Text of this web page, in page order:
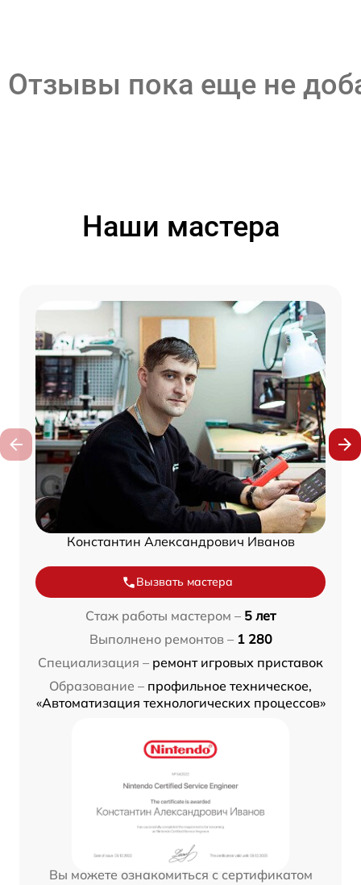
Отзывы пока еще не
Наши мастера
Константин Александрович Иванов
Вызвать мастера
Стаж работы мастером – 5 лет
Выполнено ремонтов – 1 280
Специализация – ремонт игровых приставок
Образование – профильное техническое,
«Автоматизация технологических процессов»
Вы можете ознакомиться с сертификатом